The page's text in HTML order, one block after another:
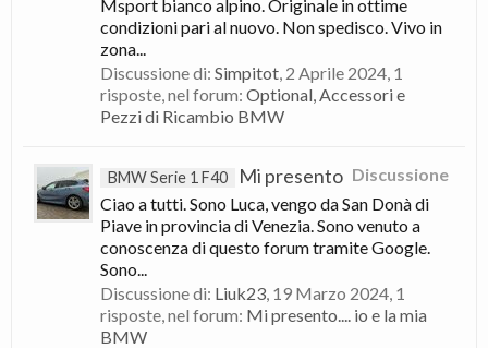
Msport bianco alpino. Originale in ottime
condizioni pari al nuovo. Non spedisco. Vivo in
zona...
Discussione di: Simpitot, 2 Aprile 2024, 1
risposte, nel forum: Optional, Accessori e
Pezzi di Ricambio BMW
Discussione
BMW Serie 1 F40 Mi presento
Ciao a tutti. Sono Luca, vengo da San Donà di
Piave in provincia di Venezia. Sono venuto a
conoscenza di questo forum tramite Google.
Sono...
Discussione di: Liuk23, 19 Marzo 2024, 1
risposte, nel forum: Mi presento.... io e la mia
BMW